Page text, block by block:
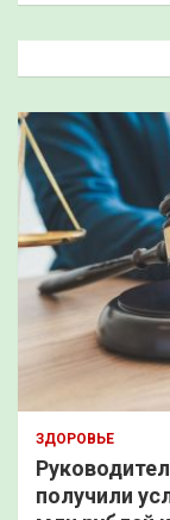
к
ЗДОРОВЬЕ
получили